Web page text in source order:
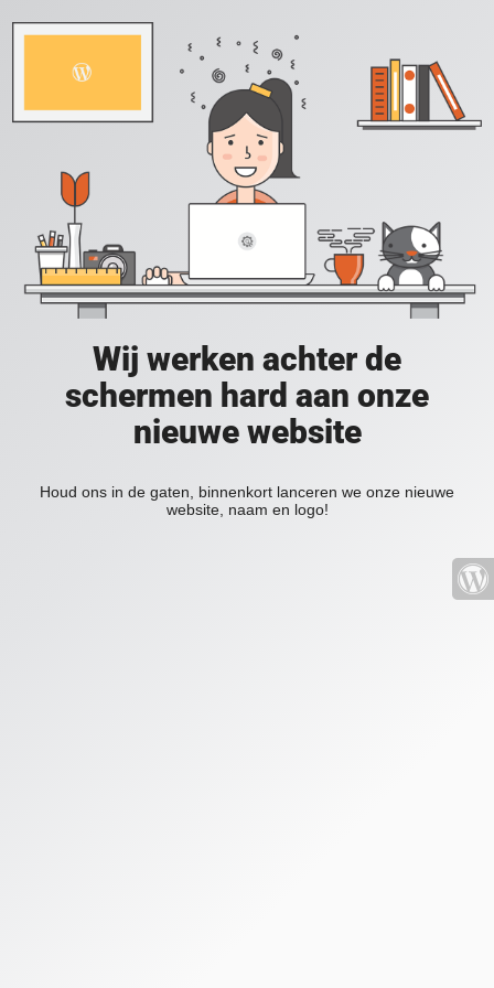
Wij werken achter de
schermen hard aan onze
nieuwe website
Houd ons in de gaten, binnenkort lanceren we onze nieuwe
website, naam en logo!